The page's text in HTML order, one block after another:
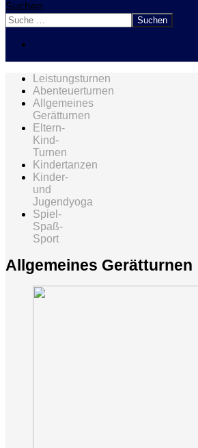
Suchen
Suchen
Leistungsturnen
Abenteuerturnen
Allgemeines
Gerätturnen
Eltern-
Kind-
Turnen
Kindertanzen
Kinder-
und
Jugendyoga
Spiel-
Spaß-
Sport
Allgemeines Gerätturnen